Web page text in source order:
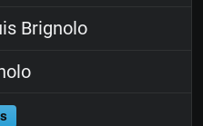
Brignolo